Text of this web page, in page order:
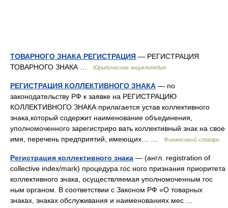
ТОВАРНОГО ЗНАКА РЕГИСТРАЦИЯ — РЕГИСТРАЦИЯ
ТОВАРНОГО ЗНАКА …
Юридическая энциклопедия
РЕГИСТРАЦИЯ КОЛЛЕКТИВНОГО ЗНАКА — по
законодательству РФ к заявке на РЕГИСТРАЦИЮ
КОЛЛЕКТИВНОГО ЗНАКА прилагается устав коллективного
знака,который содержит наименование объединения,
уполномоченного зарегистриро вать коллективный знак на свое
имя, перечень предприятий, имеющих… …
Финансовый словарь
Регистрация коллективного знака — (англ. registration of
collective index/mark) процедура гос ного признания приоритета
коллективного знака, осуществляемая уполномоченным гос
ным органом. В соответствии с Законом РФ «О товарных
знаках, знаках обслуживания и наименованиях мес …